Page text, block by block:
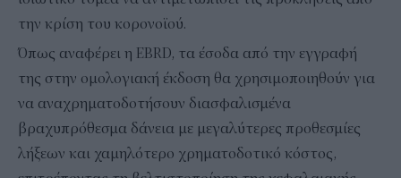
την κρίση του κορονοϊού.
Όπως αναφέρει η EBRD, τα έσοδα από την εγγραφή
της στην ομολογιακή έκδοση θα χρησιμοποιηθούν για
να αναχρηματοδοτήσουν διασφαλισμένα
βραχυπρόθεσμα δάνεια με μεγαλύτερες προθεσμίες
λήξεων και χαμηλότερο χρηματοδοτικό κόστος,